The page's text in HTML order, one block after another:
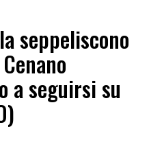
seppeliscono
a seguirsi su